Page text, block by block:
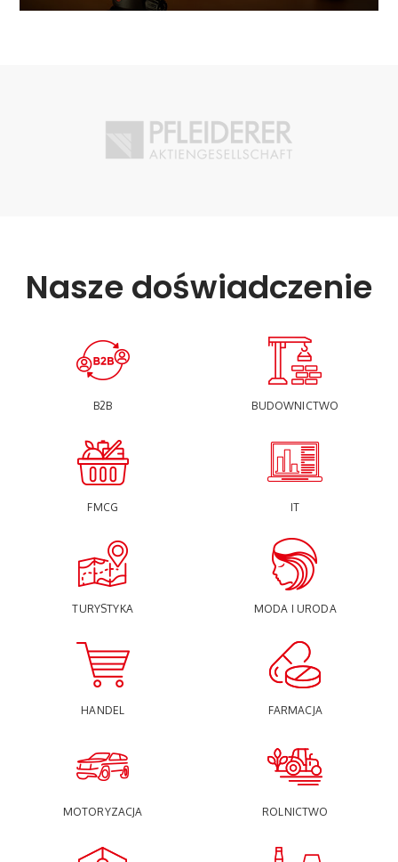
Nasze doświadczenie
B2B
FMCG
TURYSTYKA
BUDOWNICTWO
IT
MODA I URODA
HANDEL
MOTORYZACJA
FARMACJA
ROLNICTWO